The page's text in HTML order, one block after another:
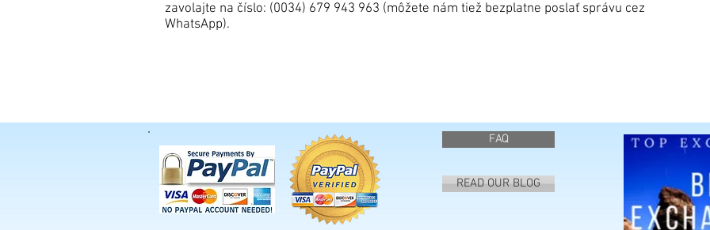
zavolajte na číslo: (0034) 679 943 963 (môžete nám tiež bezplatne poslať správu cez
WhatsApp).
FAQ
READ OUR BLOG